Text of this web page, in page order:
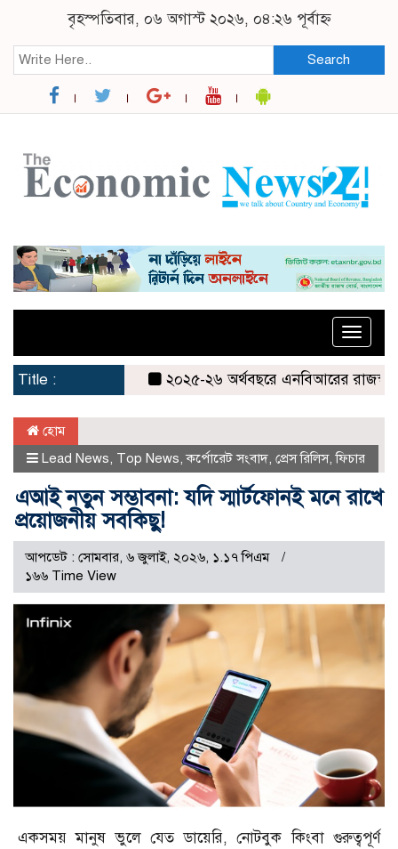
বৃহস্পতিবার, ০৬ অগাস্ট ২০২৬, ০৪:২৬ পূর্বাহ্ন
Search
Toggle
Title :
২০২৫-২৬ অর্থবছরে এনবিআরের রাজস্ব আদায়
হোম
Lead News Top News ,কর্পোরেট সংবাদ প্রেস রিলিস,ফিচার
এআই নতুন সম্ভাবনা: যদি স্মার্টফোনই মনে রাখে
প্রয়োজনীয় সবকিছু!
আপডেট : সোমবার, ৬ জুলাই, ২০২৬, ১.১৭ পিএম
১৬৬ Time View
একসময় মানুষ ভুলে যেত ডায়েরি, নোটবুক কিংবা গুরুত্বপূর্ণ